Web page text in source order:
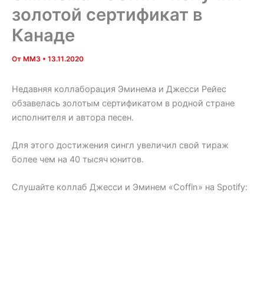
золотой сертификат в
Канаде
От MM3 • 13.11.2020
Недавняя коллаборация Эминема и Джесси Рейес
обзавелась золотым сертификатом в родной стране
исполнителя и автора песен.
Для этого достижения сингл увеличил свой тираж
более чем на 40 тысяч юнитов.
Слушайте коллаб Джесси и Эминем «Coffin» на Spotify: